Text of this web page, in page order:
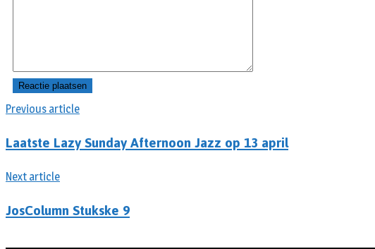
Previous article
Laatste Lazy Sunday Afternoon Jazz op 13 april
Next article
JosColumn Stukske 9